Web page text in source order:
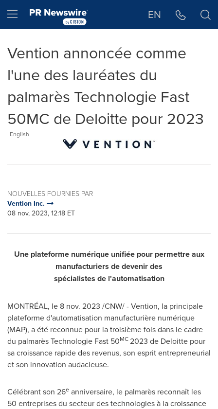
Hamburger menu EN
Vention annoncée comme
l'une des lauréates du
palmarès Technologie Fast
50MC de Deloitte pour 2023
English
NOUVELLES FOURNIES PAR
Vention Inc.
08 nov, 2023, 12:18 ET
Une plateforme numérique unifiée pour permettre aux
manufacturiers de devenir des
spécialistes de l'automatisation
MONTRÉAL, le 8 nov. 2023 /CNW/ - Vention, la principale
plateforme d'automatisation manufacturière numérique
(MAP), a été reconnue pour la troisième fois dans le cadre
du palmarès Technologie Fast 50MC2023 de Deloitte pour
sa croissance rapide des revenus, son esprit entrepreneurial
et son innovation audacieuse.
Célébrant son 26e anniversaire, le palmarès reconnaît les
50 entreprises du secteur des technologies à la croissance